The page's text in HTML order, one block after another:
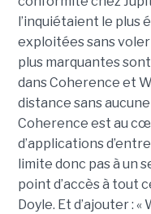
l’inquiétaient le
exploitées sans
plus marquantes
dans Coherence et
distance sans
Coherence est au
d’applications
limite donc pas à un
point d’accès à tout
Doyle. Et d’ajouter :